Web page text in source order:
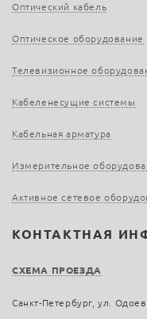
Оптический кабель
Оптическое оборудование
Телевизионное
Кабеленесущие системы
Кабельная арматура
Измерительное
Активное сетевое
КОНТАКТНАЯ
СХЕМА ПРОЕЗДА
Санкт-Петербург, ул.